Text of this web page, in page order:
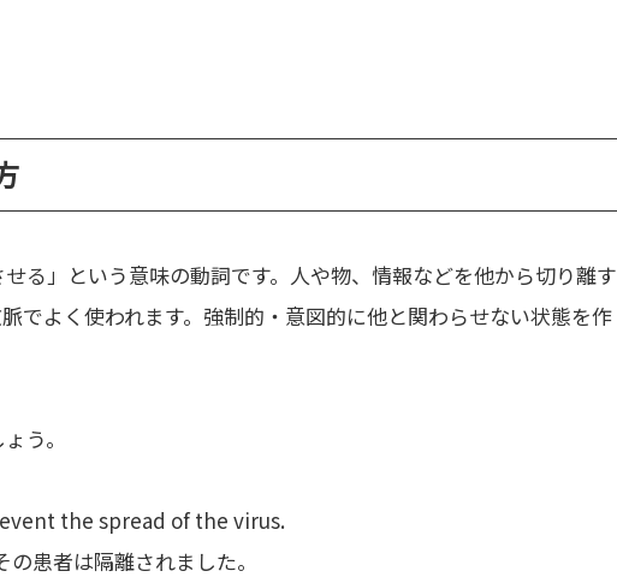
る」という意味の動詞です。人や物、情報などを他から切り離す
でよく使われます。強制的・意図的に他と関わらせない状態を作
う。
the spread of the virus.
患者は隔離されました。